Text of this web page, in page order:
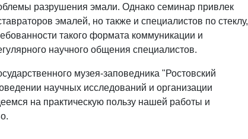
разрушения эмали. Однако семинар привлек
эмалей, но также и специалистов по стеклу,
такого формата коммуникации и
научного общения специалистов.
музея-заповедника "Ростовский
научных исследований и организации
на практическую пользу нашей работы и